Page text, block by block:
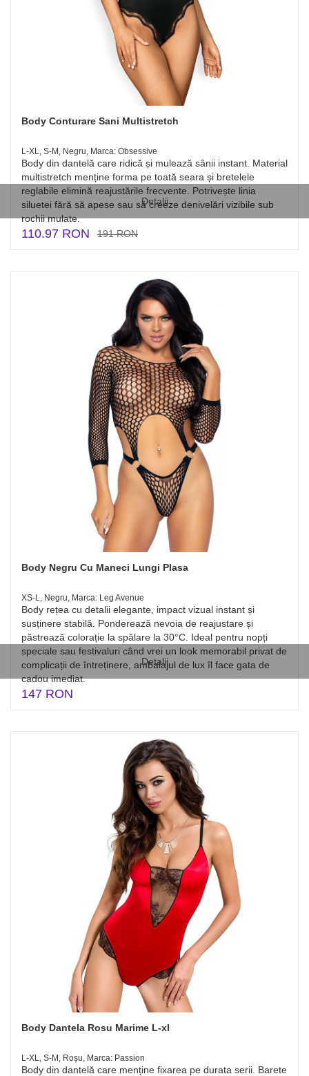
Detalii
Body Conturare Sani Multistretch
L-XL, S-M, Negru, Marca: Obsessive
Body din dantelă care ridică și mulează sânii instant. Material
multistretch menține forma pe toată seara și bretelele
reglabile elimină reajustările frecvente. Potrivește linia
siluetei fără să apese sau să creeze denivelări vizibile sub
rochii mulate.
110.97 RON 191 RON
Detalii
Body Negru Cu Maneci Lungi Plasa
XS-L, Negru, Marca: Leg Avenue
Body rețea cu detalii elegante, impact vizual instant și
susținere stabilă. Ponderează nevoia de reajustare și
păstrează colorație la spălare la 30°C. Ideal pentru nopți
speciale sau festivaluri când vrei un look memorabil privat de
complicații de întreținere, ambalajul de lux îl face gata de
cadou imediat.
147 RON
Body Dantela Rosu Marime L-xl
L-XL, S-M, Roșu, Marca: Passion
Body din dantelă care menține fixarea pe durata serii. Barete